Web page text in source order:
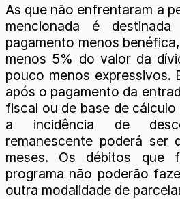
As que não enfrentaram a
mencionada é
pagamento menos
menos 5% do valor da
pouco menos expressivos.
após o pagamento da
fiscal ou de base de
a incidência de
remanescente poderá ser
meses. Os débitos que
programa não poderão
outra modalidade de